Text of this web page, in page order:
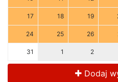
17 18 19
24 25 26
31 1 2
Dodaj